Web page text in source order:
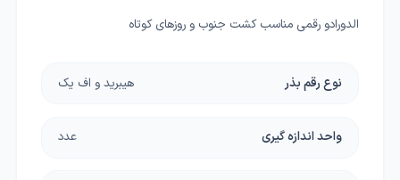
الدورادو رقمی مناسب کشت جنوب و روزهای کوتاه
نوع رقم بذر هیبرید و اف یک
واحد اندازه گیری عدد